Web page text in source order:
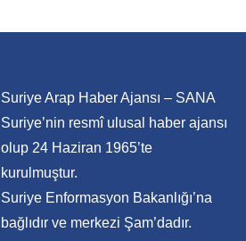
Suriye Arap Haber Ajansı – SANA
Suriye’nin resmî ulusal haber ajansı
olup 24 Haziran 1965’te
kurulmuştur.
Suriye Enformasyon Bakanlığı’na
bağlıdır ve merkezi Şam’dadır.